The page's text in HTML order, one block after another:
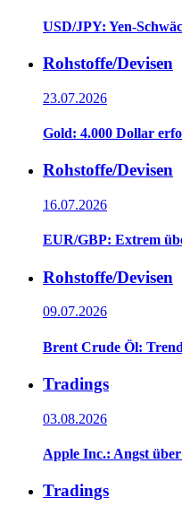
USD/JPY: Yen-
Rohstoffe/Devisen
23.07.2026
Gold: 4.000 Dollar
Rohstoffe/Devisen
16.07.2026
EUR/GBP: Extrem
Rohstoffe/Devisen
09.07.2026
Brent Crude Öl:
Tradings
03.08.2026
Apple Inc.: Angst
Tradings